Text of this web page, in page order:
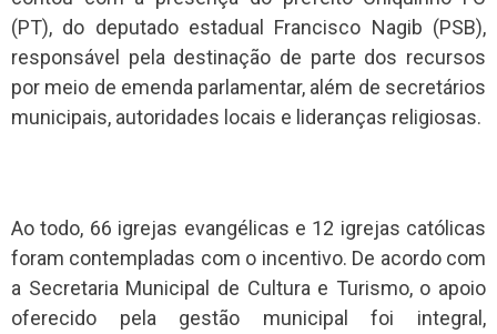
(PT), do deputado estadual Francisco Nagib (PSB),
responsável pela destinação de parte dos recursos
por meio de emenda parlamentar, além de secretários
municipais, autoridades locais e lideranças religiosas.
Ao todo, 66 igrejas evangélicas e 12 igrejas católicas
foram contempladas com o incentivo. De acordo com
a Secretaria Municipal de Cultura e Turismo, o apoio
oferecido pela gestão municipal foi integral,